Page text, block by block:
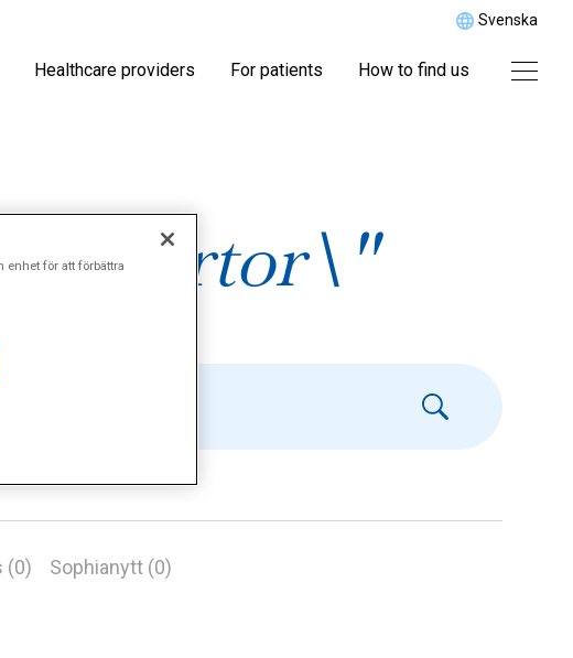
Svenska
Healthcare providers For patients How to find us
(0) Sophianytt (0)
enhet för att förbättra